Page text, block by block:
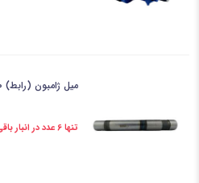
میل ژامبون (رابط) H30 کراس-TPCO
تنها 6 عدد در انبار باقی مانده